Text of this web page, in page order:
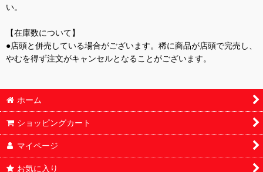
い。
【在庫数について】
●店頭と併売している場合がございます。稀に商品が店頭で完売し、
やむを得ず注文がキャンセルとなることがございます。
ホーム
ショッピングカート
マイページ
お気に入り